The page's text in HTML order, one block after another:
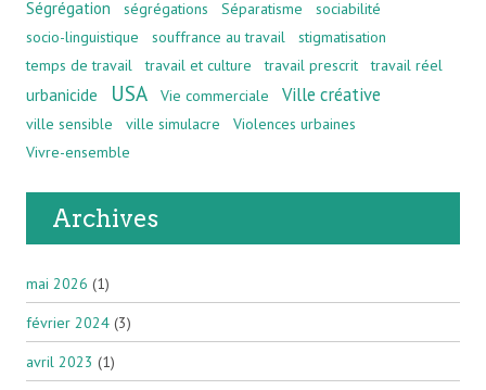
Ségrégation ségrégations Séparatisme
sociabilité
socio-linguistique
souffrance au travail
stigmatisation
temps de travail
travail et culture travail prescrit travail réel
urbanicide USA Vie commerciale Ville créative
ville sensible ville simulacre
Violences urbaines
Vivre-ensemble
Archives
mai 2026 (1)
février 2024 (3)
avril 2023 (1)